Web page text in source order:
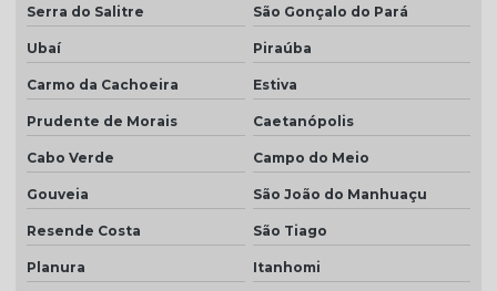
Serra do Salitre São Gonçalo do Pará
Ubaí Piraúba
Carmo da Cachoeira Estiva
Prudente de Morais Caetanópolis
Cabo Verde Campo do Meio
Gouveia São João do Manhuaçu
Resende Costa São Tiago
Planura Itanhomi